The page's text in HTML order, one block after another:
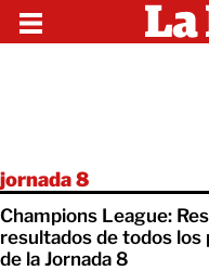
jornada 8
Champions League:
resultados de todos los
de la Jornada 8